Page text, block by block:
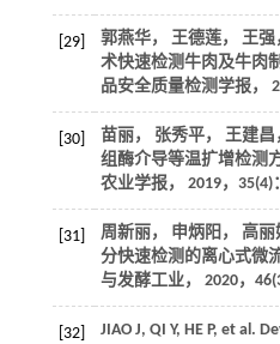
[29]
郭燕华， 王德莲， 王
术快速检测牛肉及牛肉
品安全质量检测学报，
[30]
苗丽， 张秀平， 王建
组酶介导等温扩增检测
农业学报， 2019， 35(4)
[31]
周新丽， 申炳阳， 高
分快速检测的离心式微
与发酵工业， 2020， 46
[32] JIAO J, QI Y, HE P, et al.